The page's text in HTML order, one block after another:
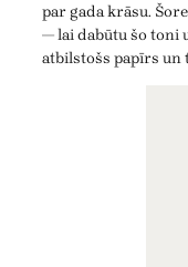
par gada krāsu.
— lai dabūtu šo toni
atbilstošs papīrs un